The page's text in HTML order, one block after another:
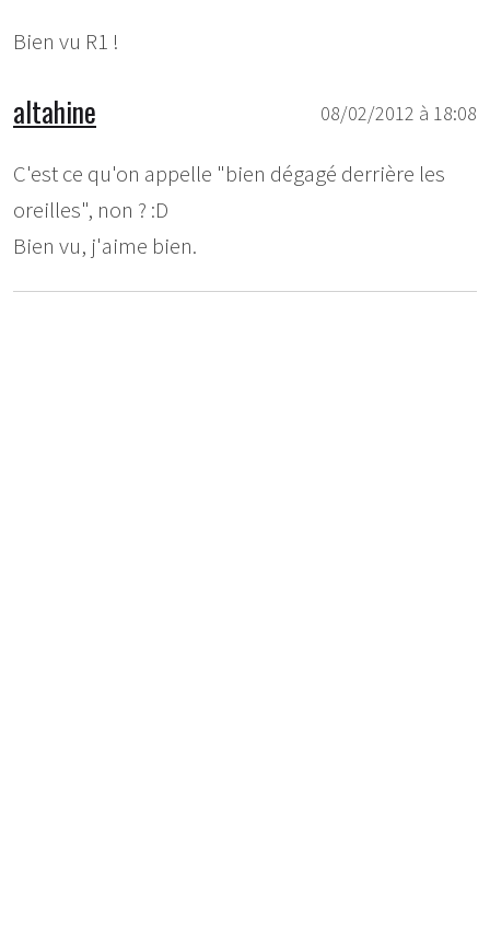
Bien vu R1 !
08/02/2012 à 18:08
altahine
C'est ce qu'on appelle "bien dégagé derrière les
oreilles", non ? :D
Bien vu, j'aime bien.